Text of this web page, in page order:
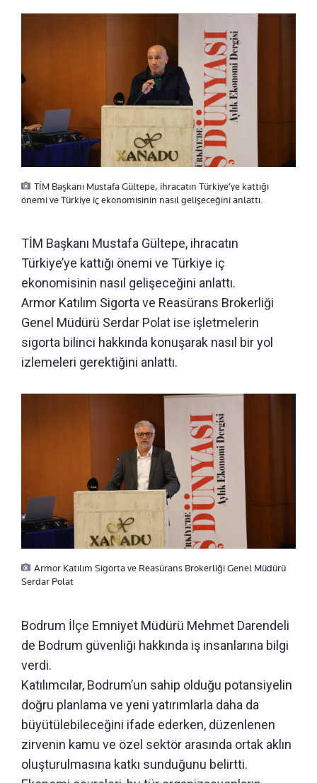
TİM Başkanı Mustafa Gültepe, ihracatın Türkiye’ye kattığı
önemi ve Türkiye iç ekonomisinin nasıl gelişeceğini anlattı.
TİM Başkanı Mustafa Gültepe, ihracatın
Türkiye’ye kattığı önemi ve Türkiye iç
ekonomisinin nasıl gelişeceğini anlattı.
Armor Katılım Sigorta ve Reasürans Brokerliği
Genel Müdürü Serdar Polat ise işletmelerin
sigorta bilinci hakkında konuşarak nasıl bir yol
izlemeleri gerektiğini anlattı.
Armor Katılım Sigorta ve Reasürans Brokerliği Genel Müdürü
Serdar Polat
Bodrum İlçe Emniyet Müdürü Mehmet Darendeli
de Bodrum güvenliği hakkında iş insanlarına bilgi
verdi.
Katılımcılar, Bodrum’un sahip olduğu potansiyelin
doğru planlama ve yeni yatırımlarla daha da
büyütülebileceğini ifade ederken, düzenlenen
zirvenin kamu ve özel sektör arasında ortak aklın
oluşturulmasına katkı sunduğunu belirtti.